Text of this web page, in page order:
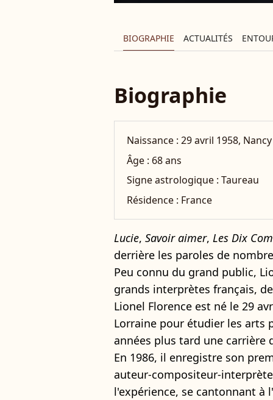
BIOGRAPHIE ACTUALITÉS
Biographie
Naissance :29 avril 1958, Nancy
Âge : 68 ans
Signe astrologique :Taureau
Résidence : France
Lucie, Savoir aimer, Les Dix
derrière les paroles de
Peu connu du grand public,
grands interprètes français, de
Lionel Florence est né le 29
Lorraine pour étudier les arts
années plus tard une carrière
En 1986, il enregistre son
auteur-compositeur-
l'expérience, se cantonnant à